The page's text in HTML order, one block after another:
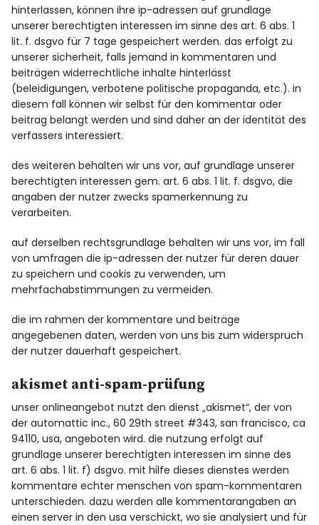
hinterlassen, können ihre ip-adressen auf grundlage
unserer berechtigten interessen im sinne des art. 6 abs. 1
lit. f. dsgvo für 7 tage gespeichert werden. das erfolgt zu
unserer sicherheit, falls jemand in kommentaren und
beiträgen widerrechtliche inhalte hinterlässt
(beleidigungen, verbotene politische propaganda, etc.). in
diesem fall können wir selbst für den kommentar oder
beitrag belangt werden und sind daher an der identität des
verfassers interessiert.
des weiteren behalten wir uns vor, auf grundlage unserer
berechtigten interessen gem. art. 6 abs. 1 lit. f. dsgvo, die
angaben der nutzer zwecks spamerkennung zu
verarbeiten.
auf derselben rechtsgrundlage behalten wir uns vor, im fall
von umfragen die ip-adressen der nutzer für deren dauer
zu speichern und cookis zu verwenden, um
mehrfachabstimmungen zu vermeiden.
die im rahmen der kommentare und beiträge
angegebenen daten, werden von uns bis zum widerspruch
der nutzer dauerhaft gespeichert.
akismet anti-spam-prüfung
unser onlineangebot nutzt den dienst „akismet“, der von
der automattic inc., 60 29th street #343, san francisco, ca
94110, usa, angeboten wird. die nutzung erfolgt auf
grundlage unserer berechtigten interessen im sinne des
art. 6 abs. 1 lit. f) dsgvo. mit hilfe dieses dienstes werden
kommentare echter menschen von spam-kommentaren
unterschieden. dazu werden alle kommentarangaben an
einen server in den usa verschickt, wo sie analysiert und für